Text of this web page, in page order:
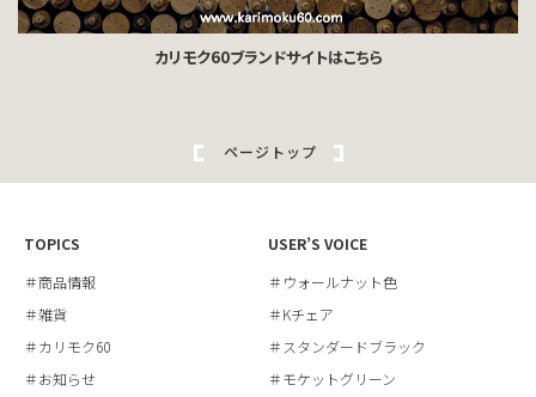
カリモク60ブランドサイトはこちら
ページトップ
TOPICS
＃商品情報
＃雑貨
＃カリモク60
＃お知らせ
USER’S VOICE
＃ウォールナット色
＃Kチェア
＃スタンダードブラック
＃モケットグリーン